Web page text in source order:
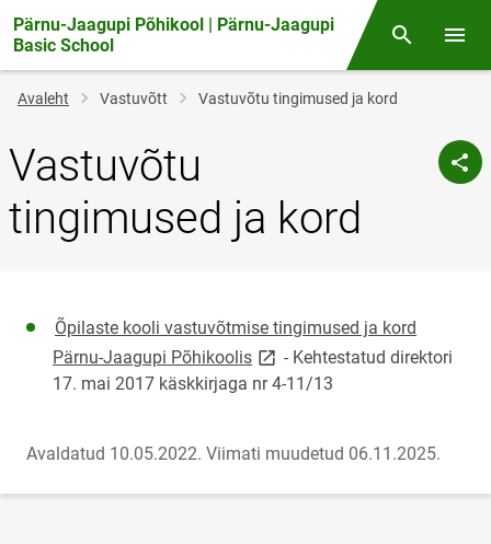
Pärnu-Jaagupi Põhikool | Pärnu-Jaagupi
Basic School
Otsing
Jälglink
Avaleht Vastuvõtt Vastuvõtu tingimused ja kord
Vastuvõtu
tingimused ja kord
Õpilaste kooli vastuvõtmise tingimused ja kord
Pärnu-Jaagupi Põhikoolislink opens on new page
- Kehtestatud direktori
17. mai 2017 käskkirjaga nr 4-11/13
Avaldatud 10.05.2022. Viimati muudetud 06.11.2025.